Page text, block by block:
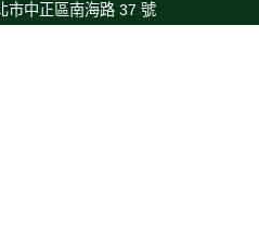
市中正區南海路 37 號